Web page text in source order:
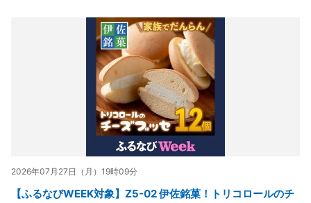
2026年07月27日（月）19時09分
【ふるなびWEEK対象】Z5-02 伊佐銘菓！トリコロールのチ